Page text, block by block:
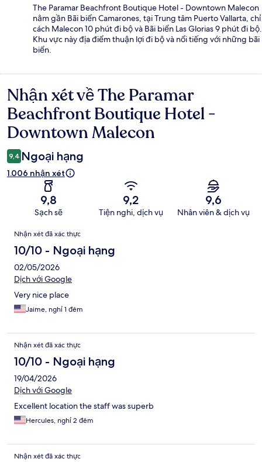
The Paramar Beachfront Boutique Hotel - Downtown Malecon
nằm gần Bãi biển Camarones, tại Trung tâm Puerto Vallarta, chỉ
cách Malecon 10 phút đi bộ và Bãi biển Las Glorias 9 phút đi bộ.
Khu vực này địa điểm thuận lợi đi bộ và nổi tiếng với những bãi
biển.
Nhận
xét
Nhận xét về The Paramar
Beachfront Boutique Hotel -
Downtown Malecon
9,4 Ngoại hạng
1.006 nhận xét
9,8
Sạch sẽ
9,2
Tiện nghi, dịch vụ
9,6
Nhân viên & dịch vụ
Nhận
xét
Nhận xét đã xác thực
10/10 - Ngoại hạng
02/05/2026
Dịch với Google
Very nice place
Jaime, nghỉ 1 đêm
Nhận xét đã xác thực
10/10 - Ngoại hạng
19/04/2026
Dịch với Google
Excellent location the staff was superb
Hercules, nghỉ 2 đêm
Nhận xét đã xác thực